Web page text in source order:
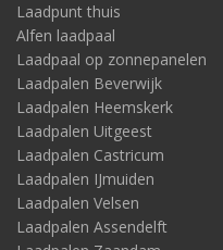
Laadpunt thuis
Alfen laadpaal
Laadpaal op zonnepanelen
Laadpalen Beverwijk
Laadpalen Heemskerk
Laadpalen Uitgeest
Laadpalen Castricum
Laadpalen IJmuiden
Laadpalen Velsen
Laadpalen Assendelft